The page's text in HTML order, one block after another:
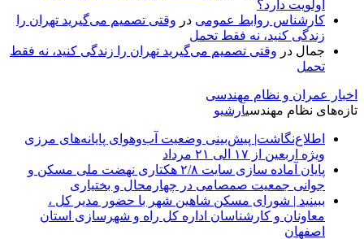
اولویت دارد؟
کارشناس روابط عمومی در وقتی تصمیم می‌گیرید تهران را
زندگی کنید، نه فقط تحمل
جمال در وقتی تصمیم می‌گیرید تهران را زندگی کنید، نه فقط
تحمل
اخبار عمران و نظام مهندسی
تازه‌های نظام مهندسیآرشیو
اطلاع‌نگاشت| پیش‌بینی وضعیت آب‌وهوای پایانه‌های مرزی
ویژه اربعین از ۱۷ الی ۲۱ مرداد
پایان آماده‌ سازی سایت ۲/۸ هکتاری نهضت ملی مسکن و
جوانی جمعیت صمصامی در چهارمحال و بختیاری
ببینید | شورای مسکن شاهین شهر با حضور مدیر کل ،
معاونان و کارشناسان اداره کل راه و شهرسازی استان
اصفهان